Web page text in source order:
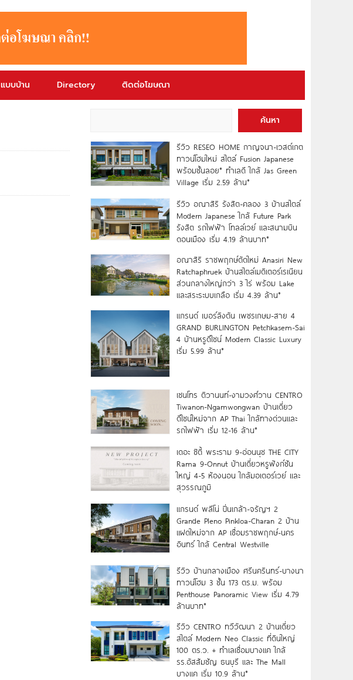
แบบบ้าน Directory ติดต่อโฆษณา
ค้นหา
รีวิว RESEO HOME กาญจนา-เวสต์เกต
ทาวน์โฮมใหม่ สไตล์ Fusion Japanese
พร้อมชั้นลอย* ทำเลดี ใกล้ Jas Green
Village เริ่ม 2.59 ล้าน*
รีวิว อณาสิริ รังสิต-คลอง 3 บ้านสไตล์
Modern Japanese ใกล้ Future Park
รังสิต รถไฟฟ้า โทลล์เวย์ และสนามบิน
ดอนเมือง เริ่ม 4.19 ล้านบาท*
อณาสิริ ราชพฤกษ์ตัดใหม่ Anasiri New
Ratchaphruek บ้านสไตล์เมดิเตอร์เรเนียน
ส่วนกลางใหญ่กว่า 3 ไร่ พร้อม Lake
และสระระบบเกลือ เริ่ม 4.39 ล้าน*
แกรนด์ เบอร์ลิงตัน เพชรเกษม-สาย 4
GRAND BURLINGTON Petchkasem-Sai
4 บ้านหรูดีไซน์ Modern Classic Luxury
เริ่ม 5.99 ล้าน*
เซนโทร ติวานนท์-งามวงศ์วาน CENTRO
Tiwanon-Ngamwongwan บ้านเดี่ยว
ดีไซน์ใหม่จาก AP Thai ใกล้ทางด่วนและ
รถไฟฟ้า เริ่ม 12-16 ล้าน*
เดอะ ซิตี้ พระราม 9-อ่อนนุช THE CITY
Rama 9-Onnut บ้านเดี่ยวหรูฟังก์ชัน
ใหญ่ 4-5 ห้องนอน ใกล้มอเตอร์เวย์ และ
สุวรรณภูมิ
แกรนด์ พลีโน่ ปิ่นเกล้า-จรัญฯ 2
Grande Pleno Pinkloa-Charan 2 บ้าน
แฝดใหม่จาก AP เชื่อมราชพฤกษ์-นคร
อินทร์ ใกล้ Central Westville
รีวิว บ้านกลางเมือง ศรีนครินทร์-บางนา
ทาวน์โฮม 3 ชั้น 173 ตร.ม. พร้อม
Penthouse Panoramic View เริ่ม 4.79
ล้านบาท*
รีวิว CENTRO ทวีวัฒนา 2 บ้านเดี่ยว
สไตล์ Modern Neo Classic ที่ดินใหญ่
100 ตร.ว. + ทำเลเชื่อมบางแค ใกล้
รร.อัสสัมชัญ ธนบุรี และ The Mall
บางแค เริ่ม 10.9 ล้าน*